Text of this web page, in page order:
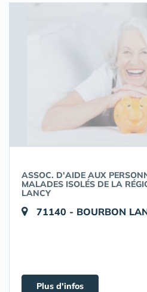
ASSOC. D'AIDE AUX
MALADES ISOLÉS DE LA
LANCY
71140 - BOURBON
Plus d'infos